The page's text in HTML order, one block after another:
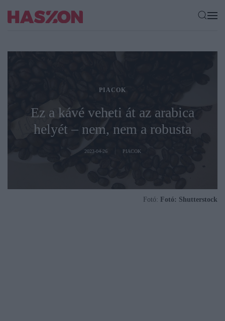
PIACOK
Ez a kávé veheti át az arabica
helyét – nem, nem a robusta
2023-04-26 PIACOK
Fotó: Fotó: Shutterstock